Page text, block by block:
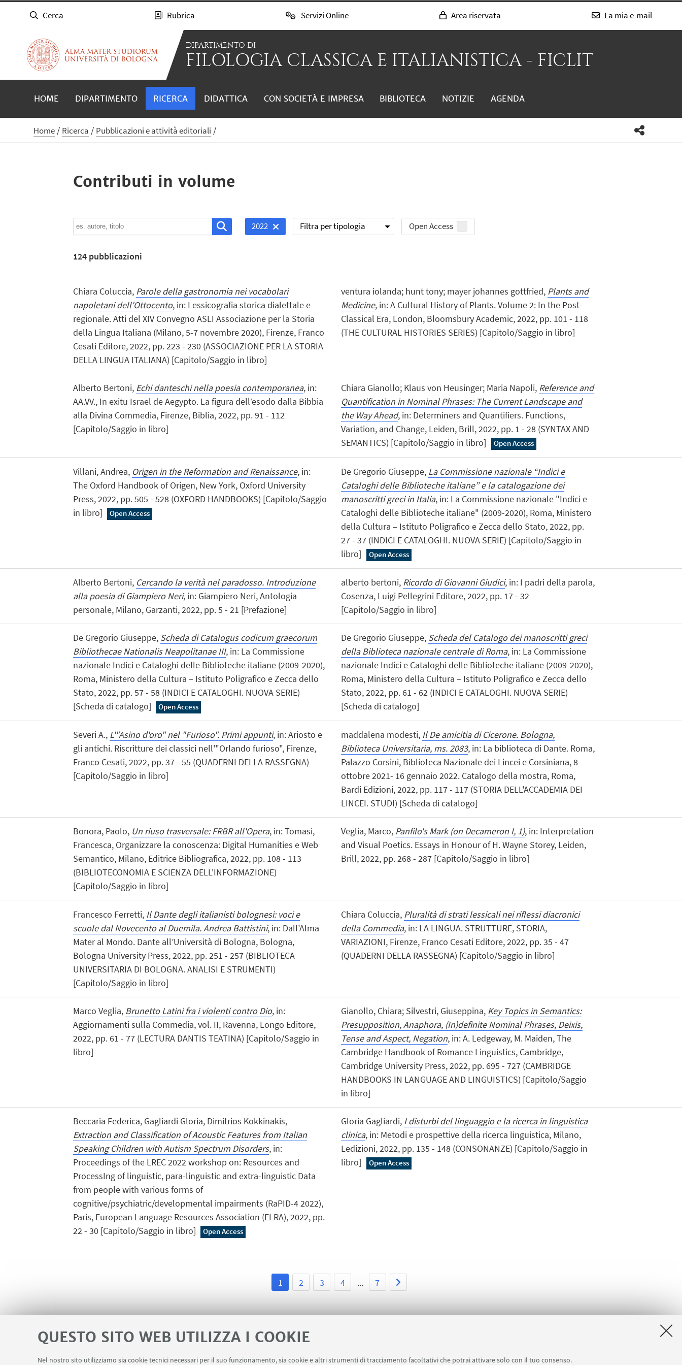
QUESTO SITO WEB UTILIZZA I COOKIE
Nel nostro sito utilizziamo sia cookie tecnici necessari per il suo funzionamento, sia cookie e altri strumenti di tracciamento facoltativi che potrai attivare solo con il tuo consenso.
Cerca Rubrica Servizi Online Area riservata La mia e-mail
DIPARTIMENTO DI
FILOLOGIA CLASSICA E ITALIANISTICA - FICLIT
HOME DIPARTIMENTO RICERCA DIDATTICA CON SOCIETÀ E IMPRESA BIBLIOTECA NOTIZIE AGENDA
Home Ricerca Pubblicazioni e attività editoriali
Contributi in volume
2022 Filtra per tipologia Open Access
124pubblicazioni
Chiara Coluccia, Parole della gastronomia nei vocabolari
napoletani dell'Ottocento, in: Lessicografia storica dialettale e
regionale. Atti del XIV Convegno ASLI Associazione per la Storia
della Lingua Italiana (Milano, 5-7 novembre 2020), Firenze, Franco
Cesati Editore, 2022, pp. 223 - 230 (ASSOCIAZIONE PER LA STORIA
DELLA LINGUA ITALIANA) [Capitolo/Saggio in libro]
ventura iolanda; hunt tony; mayer johannes gottfried, Plants and
Medicine, in: A Cultural History of Plants. Volume 2: In the Post-
Classical Era, London, Bloomsbury Academic, 2022, pp. 101 - 118
(THE CULTURAL HISTORIES SERIES) [Capitolo/Saggio in libro]
Alberto Bertoni, Echi danteschi nella poesia contemporanea, in:
AA.VV., In exitu Israel de Aegypto. La figura dell’esodo dalla Bibbia
alla Divina Commedia, Firenze, Biblia, 2022, pp. 91 - 112
[Capitolo/Saggio in libro]
Chiara Gianollo; Klaus von Heusinger; Maria Napoli, Reference and
Quantification in Nominal Phrases: The Current Landscape and
the Way Ahead, in: Determiners and Quantifiers. Functions,
Variation, and Change, Leiden, Brill, 2022, pp. 1 - 28 (SYNTAX AND
SEMANTICS) [Capitolo/Saggio in libro]
Open Access
Villani, Andrea, Origen in the Reformation and Renaissance, in:
The Oxford Handbook of Origen, New York, Oxford University
Press, 2022, pp. 505 - 528 (OXFORD HANDBOOKS) [Capitolo/Saggio
in libro]
Open Access
De Gregorio Giuseppe, La Commissione nazionale “Indici e
Cataloghi delle Biblioteche italiane” e la catalogazione dei
manoscritti greci in Italia, in: La Commissione nazionale "Indici e
Cataloghi delle Biblioteche italiane" (2009-2020), Roma, Ministero
della Cultura – Istituto Poligrafico e Zecca dello Stato, 2022, pp.
27 - 37 (INDICI E CATALOGHI. NUOVA SERIE) [Capitolo/Saggio in
libro]
Open Access
Alberto Bertoni, Cercando la verità nel paradosso. Introduzione
alla poesia di Giampiero Neri, in: Giampiero Neri, Antologia
personale, Milano, Garzanti, 2022, pp. 5 - 21 [Prefazione]
alberto bertoni, Ricordo di Giovanni Giudici, in: I padri della parola,
Cosenza, Luigi Pellegrini Editore, 2022, pp. 17 - 32
[Capitolo/Saggio in libro]
De Gregorio Giuseppe, Scheda di Catalogus codicum graecorum
Bibliothecae Nationalis Neapolitanae III, in: La Commissione
nazionale Indici e Cataloghi delle Biblioteche italiane (2009-2020),
Roma, Ministero della Cultura – Istituto Poligrafico e Zecca dello
Stato, 2022, pp. 57 - 58 (INDICI E CATALOGHI. NUOVA SERIE)
[Scheda di catalogo]
Open Access
De Gregorio Giuseppe, Scheda del Catalogo dei manoscritti greci
della Biblioteca nazionale centrale di Roma, in: La Commissione
nazionale Indici e Cataloghi delle Biblioteche italiane (2009-2020),
Roma, Ministero della Cultura – Istituto Poligrafico e Zecca dello
Stato, 2022, pp. 61 - 62 (INDICI E CATALOGHI. NUOVA SERIE)
[Scheda di catalogo]
Severi A., L'"Asino d'oro" nel "Furioso". Primi appunti, in: Ariosto e
gli antichi. Riscritture dei classici nell'"Orlando furioso", Firenze,
Franco Cesati, 2022, pp. 37 - 55 (QUADERNI DELLA RASSEGNA)
[Capitolo/Saggio in libro]
maddalena modesti, Il De amicitia di Cicerone. Bologna,
Biblioteca Universitaria, ms. 2083, in: La biblioteca di Dante. Roma,
Palazzo Corsini, Biblioteca Nazionale dei Lincei e Corsiniana, 8
ottobre 2021- 16 gennaio 2022. Catalogo della mostra, Roma,
Bardi Edizioni, 2022, pp. 117 - 117 (STORIA DELL'ACCADEMIA DEI
LINCEI. STUDI) [Scheda di catalogo]
Bonora, Paolo, Un riuso trasversale: FRBR all'Opera, in: Tomasi,
Francesca, Organizzare la conoscenza: Digital Humanities e Web
Semantico, Milano, Editrice Bibliografica, 2022, pp. 108 - 113
(BIBLIOTECONOMIA E SCIENZA DELL'INFORMAZIONE)
[Capitolo/Saggio in libro]
Veglia, Marco, Panfilo's Mark (on Decameron I, 1), in: Interpretation
and Visual Poetics. Essays in Honour of H. Wayne Storey, Leiden,
Brill, 2022, pp. 268 - 287 [Capitolo/Saggio in libro]
Francesco Ferretti, Il Dante degli italianisti bolognesi: voci e
scuole dal Novecento al Duemila. Andrea Battistini, in: Dall’Alma
Mater al Mondo. Dante all’Università di Bologna, Bologna,
Bologna University Press, 2022, pp. 251 - 257 (BIBLIOTECA
UNIVERSITARIA DI BOLOGNA. ANALISI E STRUMENTI)
[Capitolo/Saggio in libro]
Chiara Coluccia, Pluralità di strati lessicali nei riflessi diacronici
della Commedia, in: LA LINGUA. STRUTTURE, STORIA,
VARIAZIONI, Firenze, Franco Cesati Editore, 2022, pp. 35 - 47
(QUADERNI DELLA RASSEGNA) [Capitolo/Saggio in libro]
Marco Veglia, Brunetto Latini fra i violenti contro Dio, in:
Aggiornamenti sulla Commedia, vol. II, Ravenna, Longo Editore,
2022, pp. 61 - 77 (LECTURA DANTIS TEATINA) [Capitolo/Saggio in
libro]
Gianollo, Chiara; Silvestri, Giuseppina, Key Topics in Semantics:
Presupposition, Anaphora, (In)definite Nominal Phrases, Deixis,
Tense and Aspect, Negation, in: A. Ledgeway, M. Maiden, The
Cambridge Handbook of Romance Linguistics, Cambridge,
Cambridge University Press, 2022, pp. 695 - 727 (CAMBRIDGE
HANDBOOKS IN LANGUAGE AND LINGUISTICS) [Capitolo/Saggio
in libro]
Beccaria Federica, Gagliardi Gloria, Dimitrios Kokkinakis,
Extraction and Classification of Acoustic Features from Italian
Speaking Children with Autism Spectrum Disorders, in:
Proceedings of the LREC 2022 workshop on: Resources and
ProcessIng of linguistic, para-linguistic and extra-linguistic Data
from people with various forms of
cognitive/psychiatric/developmental impairments (RaPID-4 2022),
Paris, European Language Resources Association (ELRA), 2022, pp.
22 - 30 [Capitolo/Saggio in libro]
Open Access
Gloria Gagliardi, I disturbi del linguaggio e la ricerca in linguistica
clinica, in: Metodi e prospettive della ricerca linguistica, Milano,
Ledizioni, 2022, pp. 135 - 148 (CONSONANZE) [Capitolo/Saggio in
libro]
Open Access
1 2 3 4 ... 7